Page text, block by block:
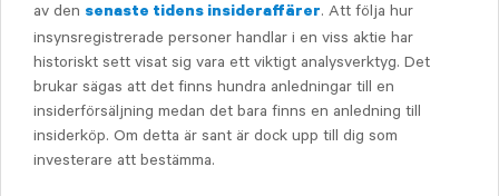
av den senaste tidens insideraffärer. Att följa hur
insynsregistrerade personer handlar i en viss aktie har
historiskt sett visat sig vara ett viktigt analysverktyg. Det
brukar sägas att det finns hundra anledningar till en
insiderförsäljning medan det bara finns en anledning till
insiderköp. Om detta är sant är dock upp till dig som
investerare att bestämma.